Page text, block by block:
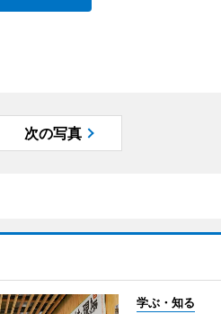
次の写真
学ぶ・知る